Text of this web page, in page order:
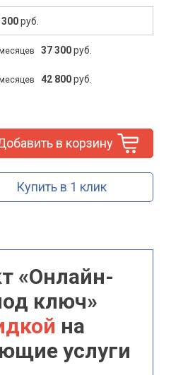
300руб.
37 300руб.
42 800руб.
в корзину
Купить в 1 клик
«Онлайн-
ключ»
на
услуги